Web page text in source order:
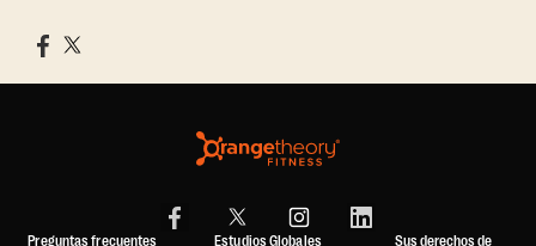
Preguntas frecuentes Estudios Globales
Sus derechos de